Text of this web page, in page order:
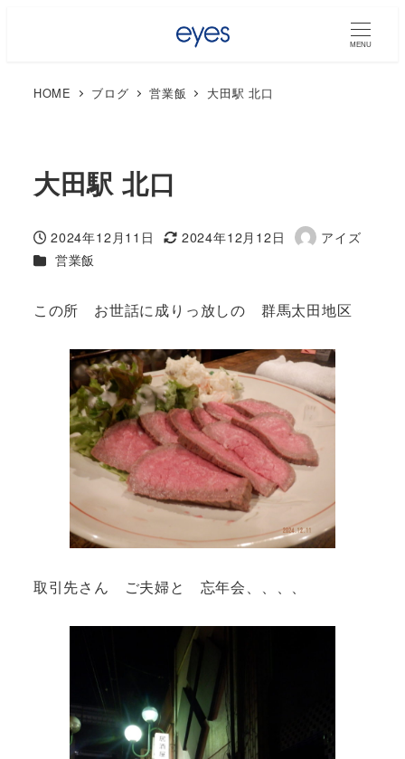
MENU
HOME ブログ 営業飯 大田駅 北口
大田駅 北口
投稿日
2024年12月11日
更新日
2024年12月12日
著
アイズ
カテゴリー
営業飯
この所 お世話に成りっ放しの 群馬太田地区
取引先さん ご夫婦と 忘年会、、、、